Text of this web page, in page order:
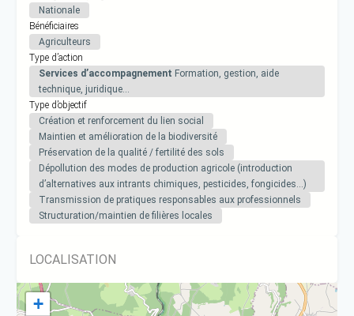
Nationale
Bénéficiaires
Agriculteurs
Type d’action
Services d’accompagnement Formation, gestion, aide
technique, juridique…
Type d’objectif
Création et renforcement du lien social
Maintien et amélioration de la biodiversité
Préservation de la qualité / fertilité des sols
Dépollution des modes de production agricole (introduction
d’alternatives aux intrants chimiques, pesticides, fongicides…)
Transmission de pratiques responsables aux professionnels
Structuration/maintien de filières locales
LOCALISATION
+